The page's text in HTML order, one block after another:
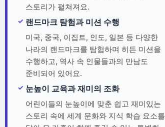
스토리가 펼쳐져요.
랜드마크 탐험과 미션 수행
미국, 중국, 이집트, 인도, 일본 등 다양한
나라의 랜드마크를 탐험하며 히든 미션을
수행하고, 역사 속 인물들과의 만남도
준비되어 있어요.
눈높이 교육과 재미의 조화
어린이들의 눈높이에 맞춘 쉽고 재미있는
스토리 속에 세계 문화와 지식 학습 요소를